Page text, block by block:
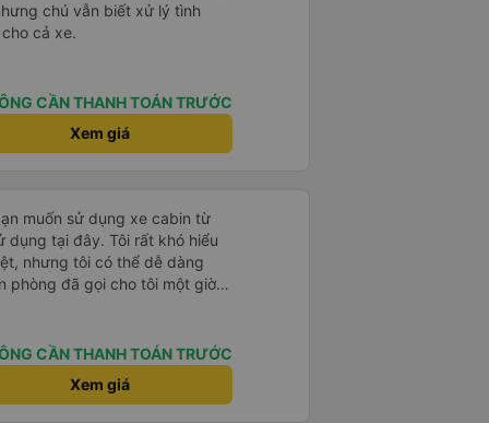
chú vẫn biết xử lý tình
cả xe.
CẦN THANH TOÁN TRƯỚC
Xem giá
muốn sử dụng xe cabin từ
dụng tại đây. Tôi rất khó hiểu
nhưng tôi có thể dễ dàng
phòng đã gọi cho tôi một giờ
phải chuyển chỗ nhiều lần vì
chính sẽ đưa bạn đến điểm
hãy cắt vé trước và đưa cho
không nói được tiếng Anh
CẦN THANH TOÁN TRƯỚC
Xem giá